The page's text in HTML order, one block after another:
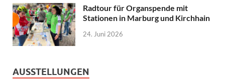
Radtour für Organspende mit
Stationen in Marburg und Kirchhain
24. Juni 2026
AUSSTELLUNGEN